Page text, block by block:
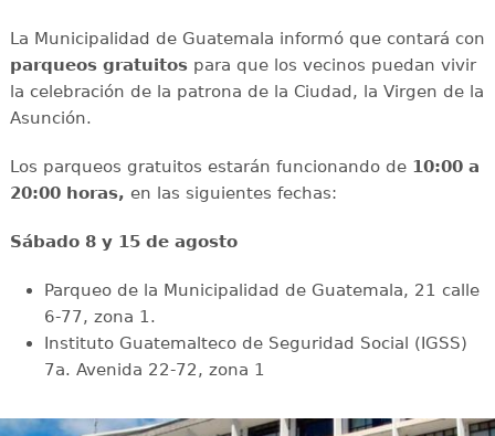
La Municipalidad de Guatemala informó que contará con
parqueos gratuitospara que los vecinos puedan vivir
la celebración de la patrona de la Ciudad, la Virgen de la
Asunción.
Los parqueos gratuitos estarán funcionando de 10:00 a
20:00 horas, en las siguientes fechas:
Sábado 8 y 15 de agosto
Parqueo de la Municipalidad de Guatemala, 21 calle
6-77, zona 1.
Instituto Guatemalteco de Seguridad Social (IGSS)
7a. Avenida 22-72, zona 1